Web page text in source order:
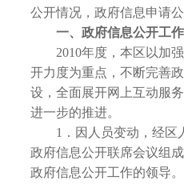
公开情况，政府信息申请公
一、政府信息公开工作
2010年度，本区以加强
开力度为重点，不断完善
设，全面展开网上互动服
进一步的推进。
1．因人员变动，经区
政府信息公开联席会议组
政府信息公开工作的领导。